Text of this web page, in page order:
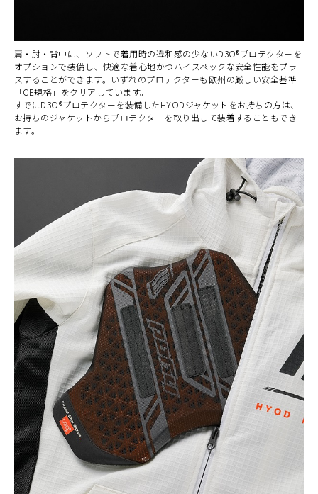
肩・肘・背中に、ソフトで着用時の違和感の少ないD3O®プロテクターを
オプションで装備し、快適な着心地かつハイスペックな安全性能をプラ
スすることができます。いずれのプロテクターも欧州の厳しい安全基準
「CE規格」をクリアしています。
すでにD3O®プロテクターを装備したHYODジャケットをお持ちの方は、
お持ちのジャケットからプロテクターを取り出して装着することもでき
ます。